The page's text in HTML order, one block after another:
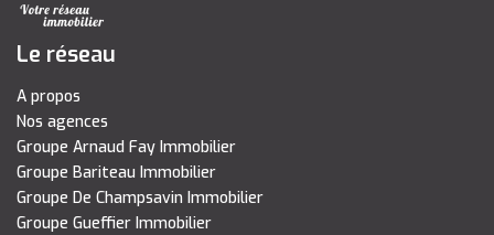
Le réseau
A propos
Nos agences
Groupe Arnaud Fay Immobilier
Groupe Bariteau Immobilier
Groupe De Champsavin Immobilier
Groupe Gueffier Immobilier